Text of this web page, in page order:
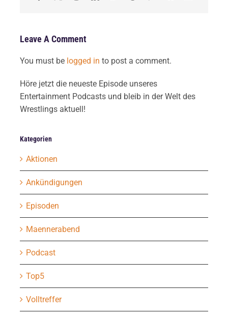
Leave A Comment
You must be logged in to post a comment.
Höre jetzt die neueste Episode unseres
Entertainment Podcasts und bleib in der Welt des
Wrestlings aktuell!
Kategorien
Aktionen
Ankündigungen
Episoden
Maennerabend
Podcast
Top5
Volltreffer